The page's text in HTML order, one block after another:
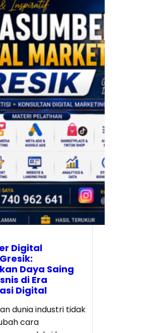
Digital
Daya Saing
di Era
Digital
dunia industri tidak
cara